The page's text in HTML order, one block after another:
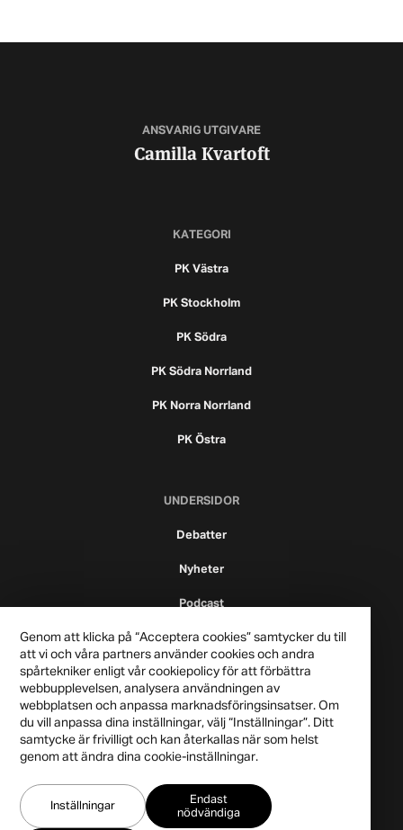
ANSVARIG UTGIVARE
Camilla Kvartoft
KATEGORI
PK Västra
PK Stockholm
PK Södra
PK Södra Norrland
PK Norra Norrland
PK Östra
UNDERSIDOR
Debatter
Nyheter
Podcast
Integritetspolicy
Genom att klicka på “Acceptera cookies” samtycker du till
att vi och våra partners använder cookies och andra
spårtekniker enligt vår cookiepolicy för att förbättra
webbupplevelsen, analysera användningen av
webbplatsen och anpassa marknadsföringsinsatser. Om
du vill anpassa dina inställningar, välj “Inställningar”. Ditt
samtycke är frivilligt och kan återkallas när som helst
genom att ändra dina cookie-inställningar.
Inställningar
Endast
nödvändiga